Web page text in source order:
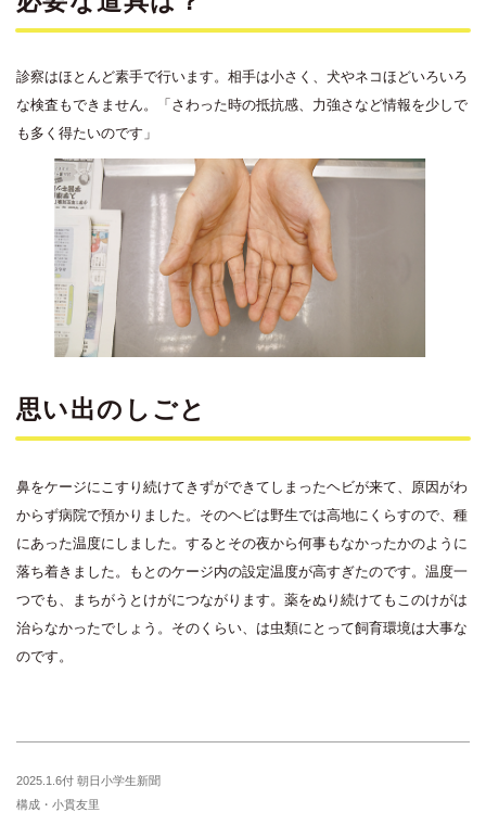
診察はほとんど素手で行います。相手は小さく、犬やネコほどいろいろ
な検査もできません。「さわった時の抵抗感、力強さなど情報を少しで
も多く得たいのです」
思い出のしごと
鼻をケージにこすり続けてきずができてしまったヘビが来て、原因がわ
からず病院で預かりました。そのヘビは野生では高地にくらすので、種
にあった温度にしました。するとその夜から何事もなかったかのように
落ち着きました。もとのケージ内の設定温度が高すぎたのです。温度一
つでも、まちがうとけがにつながります。薬をぬり続けてもこのけがは
治らなかったでしょう。そのくらい、は虫類にとって飼育環境は大事な
のです。
2025.1.6付 朝日小学生新聞
構成・小貫友里